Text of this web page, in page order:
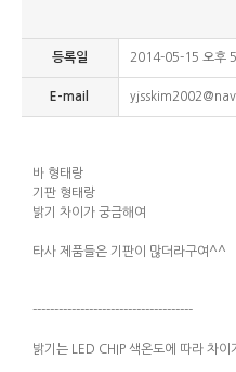
등록일 2014-05-15 오후
E-mail
바 형태랑
기판 형태랑
밝기 차이가 궁금해여
타사 제품들은 기판이 많더라구여^^
-------------------------------------
밝기는 LED CHIP 색온도에 따라 차이